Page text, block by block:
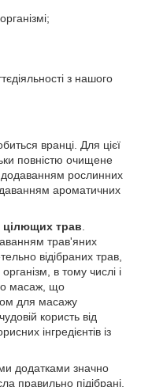
з нашого
вранці. Для цієї
повністю очищене
рослинних
ароматичних
цілющих трав
трав'яних
відібраних трав,
в тому числі і
масаж, що
для масажу
користь від
інгредієнтів із
додатками значно
правильно підібрані,